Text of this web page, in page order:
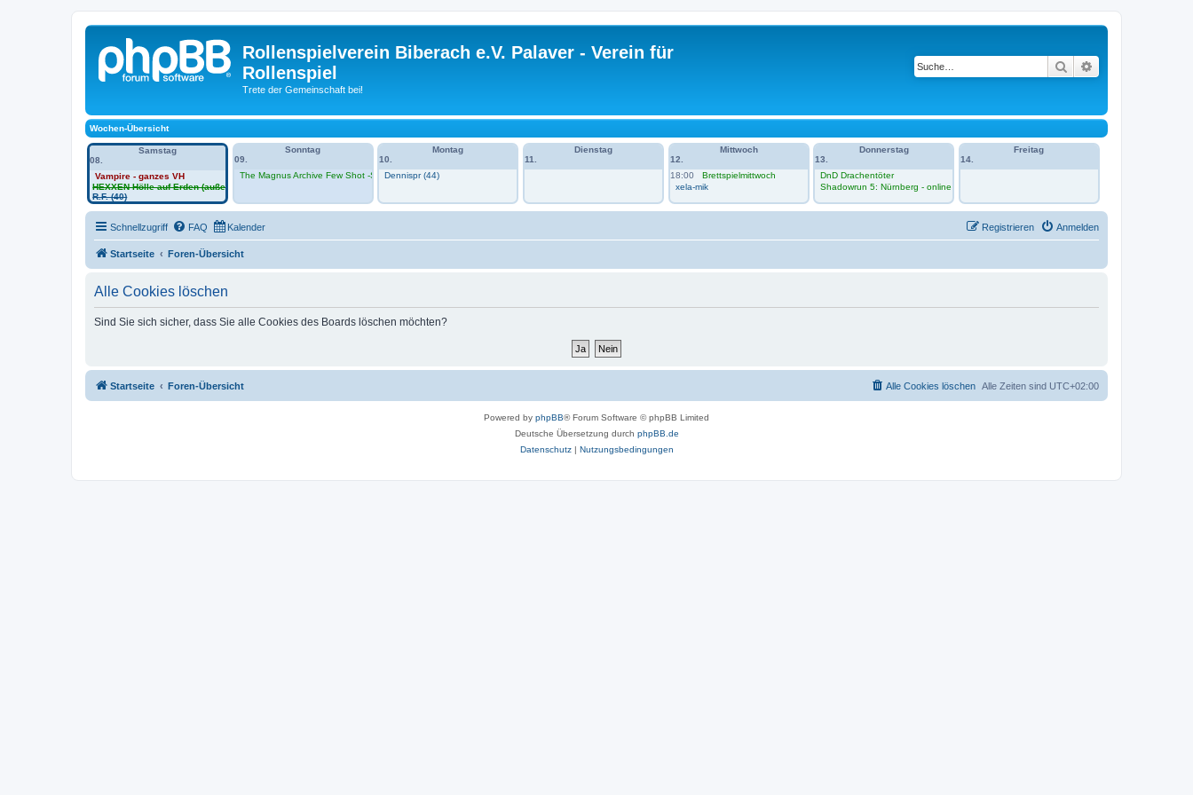
Rollenspielverein Biberach e.V. Palaver - Verein für
Rollenspiel
Trete der Gemeinschaft bei!
Suche
Wochen-Übersicht
Samstag
08.
Vampire - ganzes VH
HEXXEN Hölle auf Erden (außerhalb VH)
R.F. (40)
Sonntag
09.
The Magnus Archive Few Shot -Session 1 im VH
Montag
10.
Dennispr (44)
Dienstag
11.
Mittwoch
12.
18:00
Brettspielmittwoch
xela-mik
Donnerstag
13.
DnD Drachentöter
Shadowrun 5: Nürnberg - online
Freitag
14.
Schnellzugriff FAQ Kalender Anmelden
Registrieren
Startseite Foren-Übersicht
Alle Cookies löschen
Sind Sie sich sicher, dass Sie alle Cookies des Boards löschen möchten?
Startseite Foren-Übersicht Alle Zeiten sind UTC+02:00
Alle Cookies löschen
Powered by phpBB® Forum Software © phpBB Limited
Deutsche Übersetzung durch phpBB.de
Datenschutz| Nutzungsbedingungen